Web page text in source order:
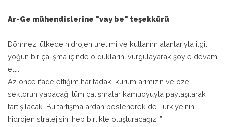
Ar-Ge mühendislerine "vay be" teşekkürü
Dönmez, ülkede hidrojen üretimi ve kullanım alanlarıyla ilgili
yoğun bir çalışma içinde olduklarını vurgulayarak şöyle devam
etti:
Az önce ifade ettiğim haritadaki kurumlarımızın ve özel
sektörün yapacağı tüm çalışmalar kamuoyuyla paylaşılarak
tartışılacak. Bu tartışmalardan beslenerek de Türkiye'nin
hidrojen stratejisini hep birlikte oluşturacağız. ”